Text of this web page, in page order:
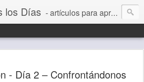
los Días - artículos para aprender a vivir mejor, un día a la vez. Por Juan C Quintero
- Día 2 – Confrontándonos